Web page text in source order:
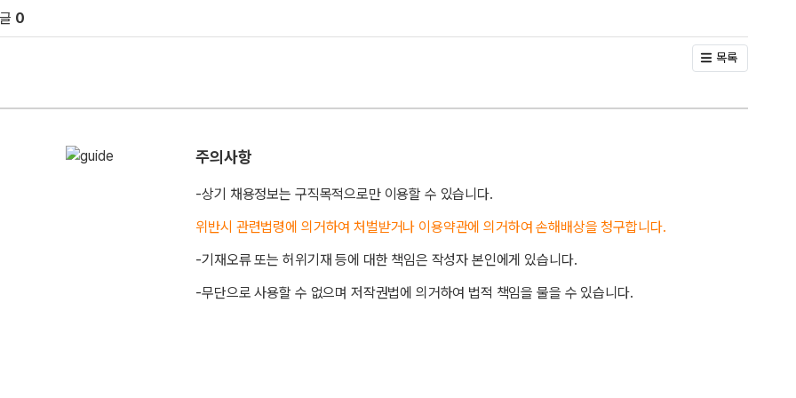
문의 및 댓글
0
목록
주의사항
-상기 채용정보는 구직목적으로만 이용할 수 있습니다.
위반시 관련법령에 의거하여 처벌받거나 이용약관에 의거하여 손해배상을 청구합니다.
-기재오류 또는 허위기재 등에 대한 책임은 작성자 본인에게 있습니다.
-무단으로 사용할 수 없으며 저작권법에 의거하여 법적 책임을 물을 수 있습니다.